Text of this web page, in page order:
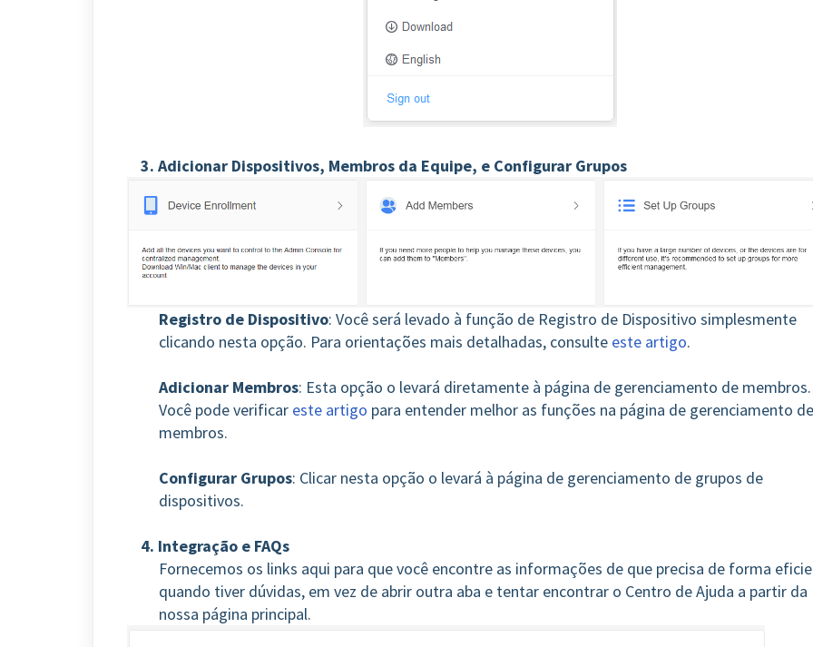
3. Adicionar Dispositivos, Membros da Equipe, e Configurar Grupos
Registro de Dispositivo: Você será levado à função de Registro de Dispositivo simplesmente
clicando nesta opção. Para orientações mais detalhadas, consulte este artigo.
Adicionar Membros: Esta opção o levará diretamente à página de gerenciamento de membros.
Você pode verificar este artigo para entender melhor as funções na página de gerenciamento de
membros.
Configurar Grupos: Clicar nesta opção o levará à página de gerenciamento de grupos de
dispositivos.
4. Integração e FAQs
Fornecemos os links aqui para que você encontre as informações de que precisa de forma
quando tiver dúvidas, em vez de abrir outra aba e tentar encontrar o Centro de Ajuda a partir da
nossa página principal.